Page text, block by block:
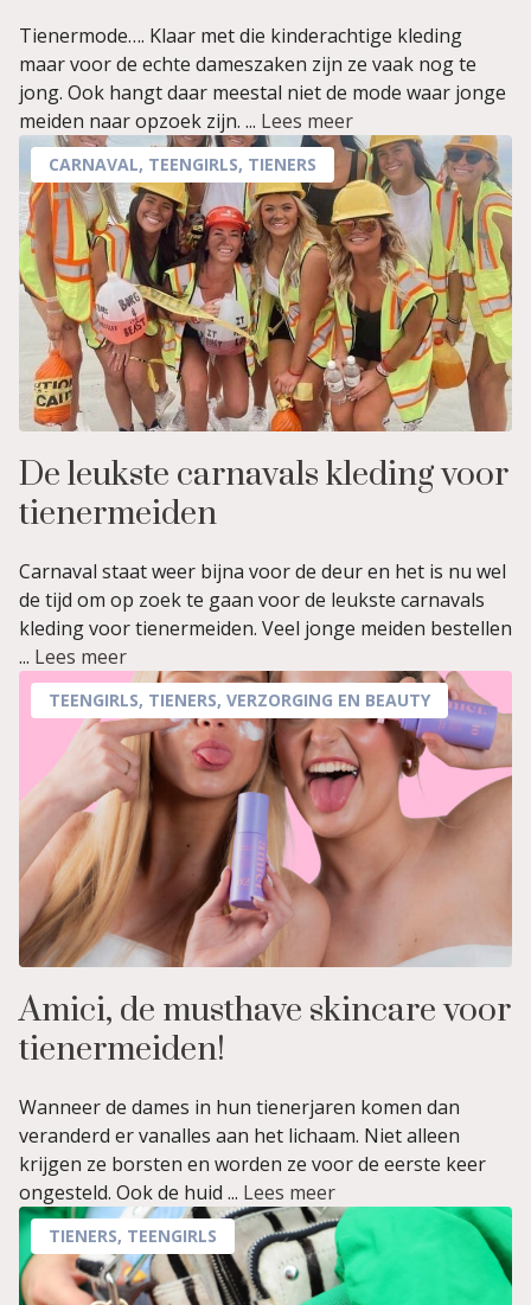
Tienermode…. Klaar met die kinderachtige kleding
maar voor de echte dameszaken zijn ze vaak nog te
jong. Ook hangt daar meestal niet de mode waar jonge
meiden naar opzoek zijn. ... Lees meer
CARNAVAL, TEENGIRLS, TIENERS
De leukste carnavals kleding voor
tienermeiden
Carnaval staat weer bijna voor de deur en het is nu wel
de tijd om op zoek te gaan voor de leukste carnavals
kleding voor tienermeiden. Veel jonge meiden bestellen
... Lees meer
TEENGIRLS, TIENERS, VERZORGING EN BEAUTY
Amici, de musthave skincare voor
tienermeiden!
Wanneer de dames in hun tienerjaren komen dan
veranderd er vanalles aan het lichaam. Niet alleen
krijgen ze borsten en worden ze voor de eerste keer
ongesteld. Ook de huid ... Lees meer
TIENERS, TEENGIRLS